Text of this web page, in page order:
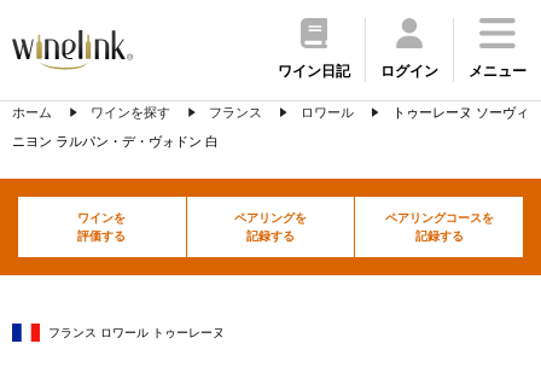
ワイン日記 ログイン メニュー
ホーム ワインを探す フランス ロワール
トゥーレーヌ ソーヴィ
ニヨン ラルパン・デ・ヴォドン 白
ワインを
評価する
ペアリングを
記録する
ペアリングコースを
記録する
フランス ロワール トゥーレーヌ